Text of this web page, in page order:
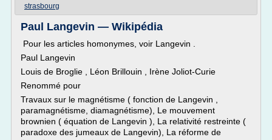
strasbourg
Paul Langevin — Wikipédia
Pour les articles homonymes, voir Langevin .
Paul Langevin
Louis de Broglie , Léon Brillouin , Irène Joliot-Curie
Renommé pour
Travaux sur le magnétisme ( fonction de Langevin ,
paramagnétisme, diamagnétisme), Le mouvement
brownien ( équation de Langevin ), La relativité restreinte (
paradoxe des jumeaux de Langevin), La réforme de